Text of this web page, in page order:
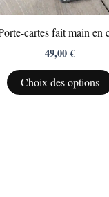
cartes fait main en
49,00€
Choix des options